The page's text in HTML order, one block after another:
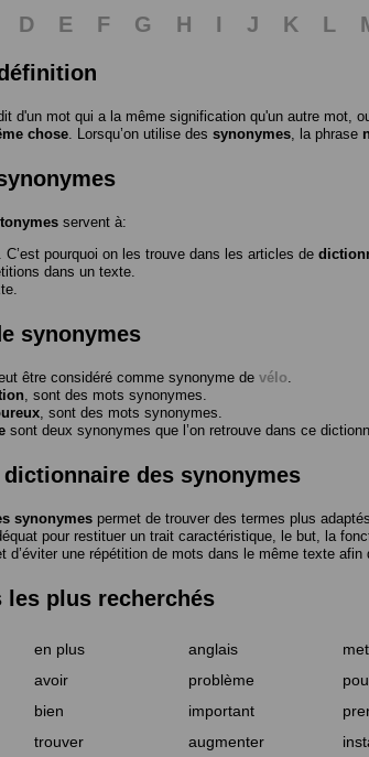
D E F G H I J K L
d'un mot qui a la même signification qu'un autre mot,
chose . Lorsqu’on utilise des synonymes , la phrase
servent à:
C’est pourquoi on les trouve dans les articles de
dans un texte.
synonymes
être considéré comme synonyme de vélo
, sont des mots synonymes.
, sont des mots synonymes.
sont deux synonymes que l’on retrouve dans ce
dictionnaire des synonymes
synonymes permet de trouver des termes plus
pour restituer un trait caractéristique, le but, la
d’éviter une répétition de mots dans le même texte afin
les plus recherchés
en plus anglais
avoir problème
bien important
trouver augmenter